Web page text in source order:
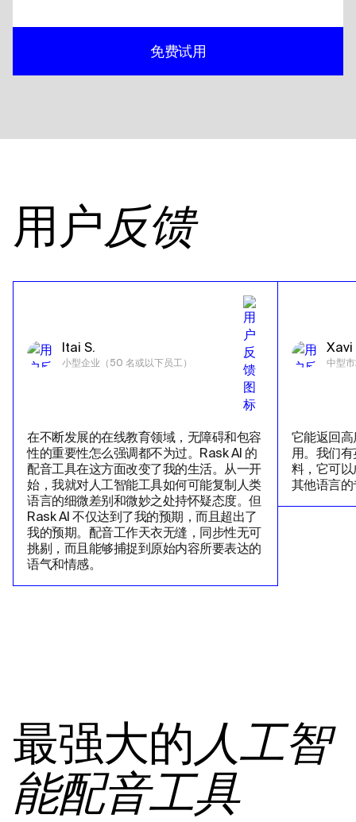
免费试用
用户反馈
Itai S.
小型企业（50 名或以下员工）
在不断发展的在线教育领域，无障碍和包容
性的重要性怎么强调都不为过。Rask AI 的
配音工具在这方面改变了我的生活。从一开
始，我就对人工智能工具如何可能复制人类
语言的细微差别和微妙之处持怀疑态度。但
Rask AI 不仅达到了我的预期，而且超出了
我的预期。配音工作天衣无缝，同步性无可
挑剔，而且能够捕捉到原始内容所要表达的
语气和情感。
Xavi
中型
它能返回
用。我们
料，它可
其他语言
最强大的人工智
能配音工具